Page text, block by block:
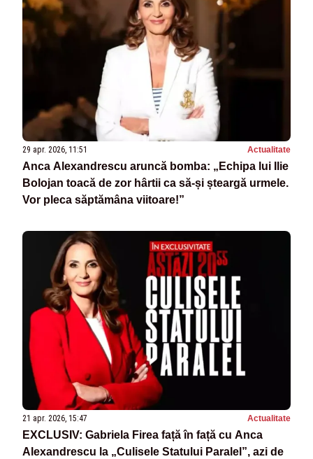
29 apr. 2026, 11:51 Actualitate
Anca Alexandrescu aruncă bomba: „Echipa lui Ilie
Bolojan toacă de zor hârtii ca să-și șteargă urmele.
Vor pleca săptămâna viitoare!”
21 apr. 2026, 15:47 Actualitate
EXCLUSIV: Gabriela Firea față în față cu Anca
Alexandrescu la „Culisele Statului Paralel”, azi de